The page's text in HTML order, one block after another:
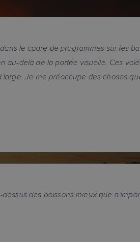
le cadre de programmes sur les
au-delà de la portée visuelle. Ces
Je me préoccupe des choses
des poissons mieux que